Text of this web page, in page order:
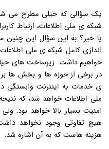
یک سؤالی که خیلی مطرح می
شبکه ی ملی اطلاعات، ارتباط
یا خیر؟ به این سؤال این چنین
اندازی کامل شبکه ی ملی
خواهیم داشت. زیرساخت های
در برخی از حوزه ها و بخش ها
ی خدمات به اینترنت وابستگی
ملی اطلاعات خواهد شد، که
امنیت بسیار بالا خواهد بود.
هیچ تفاوتی وجود نخواهد
هزینه هاست که به آن اشاره شد.